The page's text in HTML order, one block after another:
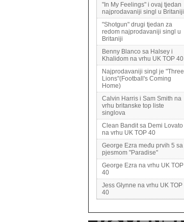
"In My Feelings" i ovaj tjedan
najprodavaniji singl u Britaniji
"Shotgun" drugi tjedan za
redom najprodavaniji singl u
Britaniji
Benny Blanco sa Halsey i
Khalidom na vrhu UK TOP 40
Najprodavaniji singl je "Three
Lions"(Football's Coming
Home)
Calvin Harris i Sam Smith na
vrhu britanske top liste
singlova
Clean Bandit sa Demi Lovato
na vrhu UK TOP 40
George Ezra među prvih 5 sa
pjesmom "Paradise"
George Ezra na vrhu UK TOP
40
Jess Glynne na vrhu UK TOP
40